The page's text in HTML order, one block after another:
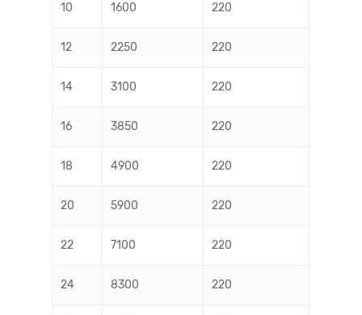
10 1600 220
12 2250 220
14 3100 220
16 3850 220
18 4900 220
20 5900 220
22 7100 220
24 8300 220